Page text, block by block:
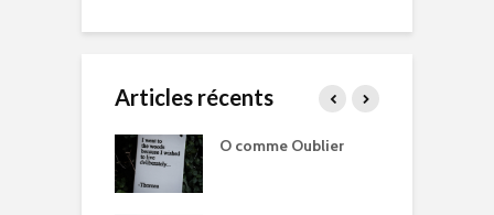
Articles récents
O comme Oublier